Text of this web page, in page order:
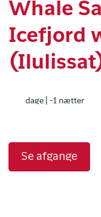
Whale
Icefjord
dage | -1 nætter
Se afgange